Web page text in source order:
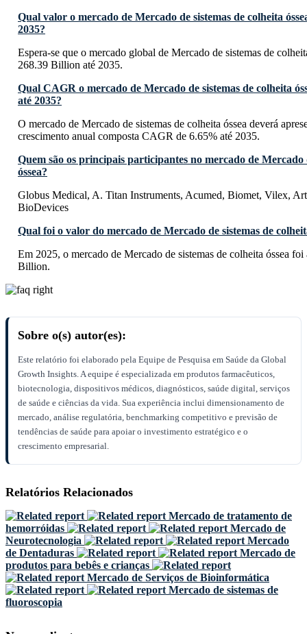
Qual valor o mercado de Mercado de sistemas de colheita
2035?
Espera-se que o mercado global de Mercado de sistemas de
268.39 Billion até 2035.
Qual CAGR o mercado de Mercado de sistemas de colheita
até 2035?
O mercado de Mercado de sistemas de colheita óssea deverá
crescimento anual composta CAGR de 6.65% até 2035.
Quem são os principais participantes no mercado de Mercado
óssea?
Globus Medical, A. Titan Instruments, Acumed, Biomet, Vilex,
BioDevices
Qual foi o valor do mercado de Mercado de sistemas de
Em 2025, o mercado de Mercado de sistemas de colheita óssea
Billion.
Sobre o(s) autor(es):
Este relatório foi elaborado pela Equipe de Pesquisa em Saúde da Global
Growth Insights. A equipe é especializada em produtos farmacêuticos,
biotecnologia, dispositivos médicos, diagnósticos, saúde digital, serviços
de saúde e ciências da vida. Sua experiência inclui dimensionamento de
mercado, análise regulatória, benchmarking competitivo e previsão de
tendências de saúde para apoiar o investimento estratégico e o
crescimento empresarial.
Relatórios Relacionados
Mercado de tratamento de
hemorróidas
Mercado de
Neurotecnologia
Mercado
de Dentaduras
Mercado de
produtos para bebês e crianças
Mercado de Serviços de Bioinformática
Mercado de sistemas de
fluoroscopia